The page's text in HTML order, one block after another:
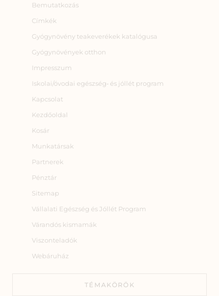
Bemutatkozás
Címkék
Gyógynövény teakeverékek katalógusa
Gyógynövények otthon
Impresszum
Iskolai/óvodai egészség‑ és jóllét program
Kapcsolat
Kezdőoldal
Kosár
Munkatársak
Partnerek
Pénztár
Sitemap
Vállalati Egészség és Jóllét Program
Várandós kismamák
Viszonteladók
Webáruház
TÉMAKÖRÖK